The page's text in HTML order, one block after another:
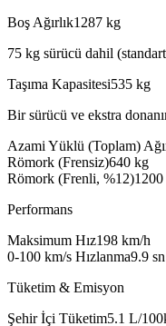
Boş Ağırlık1287 kg
75 kg sürücü dahil
Taşıma Kapasitesi535 kg
Bir sürücü ve ekstra
Azami Yüklü (Toplam)
Römork (Frensiz)640 kg
Römork (Frenli, %12)1200
Performans
Maksimum Hız198 km/h
0-100 km/s Hızlanma9.9 sn
Tüketim & Emisyon
Şehir İçi Tüketim5.1 L/